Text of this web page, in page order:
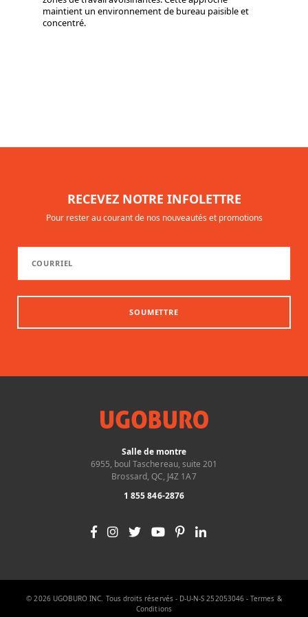
maintient un environnement de bureau paisible et
concentré.
RECEVEZ NOTRE INFOLETTRE
Pour rester au courant de nos nouveautés et promotions
SOUMETTRE
Salle de montre
6955, boul Taschereau, suite 201
Brossard, QC, J4Z 1A7
1 855 846-2876
© 2026 UGOBURO INC. Tous droits réservés - D-U-N-S 252053046 -Termes &
Conditions